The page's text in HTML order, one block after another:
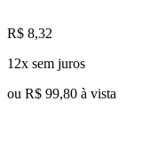
R$ 8,32
12x sem juros
ou R$ 99,80 à vista